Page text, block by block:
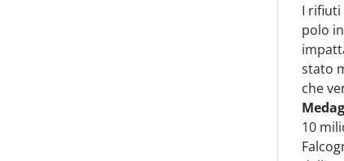
I rifiuti
polo
stato
che
10